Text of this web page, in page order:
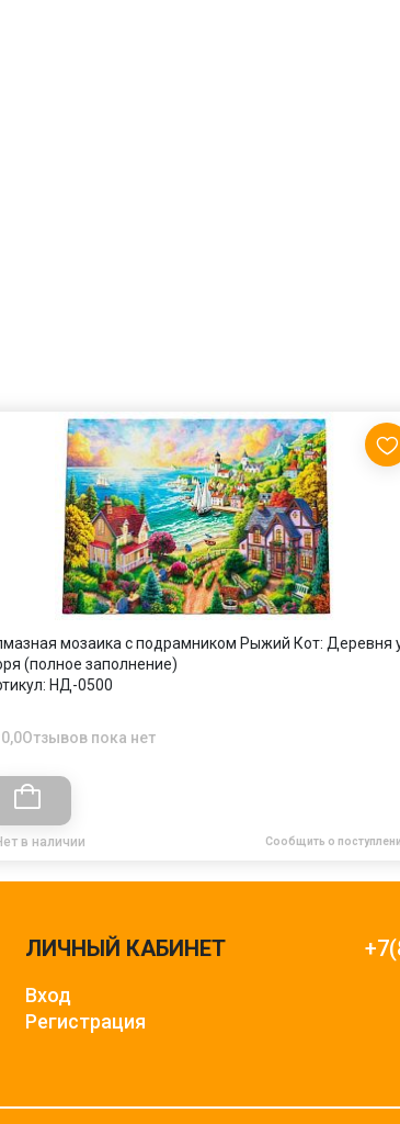
мозаика с подрамником Рыжий Кот: Деревня
(полное заполнение)
НД-0500
0,0Отзывов пока нет
в наличии Сообщить о
ЛИЧНЫЙ КАБИНЕТ
Вход
Регистрация